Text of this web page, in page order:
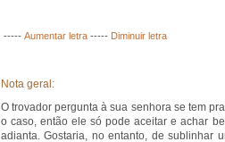
----- Aumentar letra ----- Diminuir letra
Nota geral:
O trovador pergunta à sua senhora se tem
o caso, então ele só pode aceitar e achar
adianta. Gostaria, no entanto, de sublinhar